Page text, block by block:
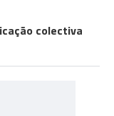
colectiva